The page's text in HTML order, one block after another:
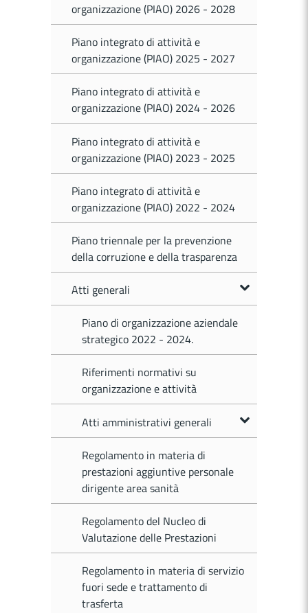
organizzazione (PIAO) 2026 - 2028
Piano integrato di attività e
organizzazione (PIAO) 2025 - 2027
Piano integrato di attività e
organizzazione (PIAO) 2024 - 2026
Piano integrato di attività e
organizzazione (PIAO) 2023 - 2025
Piano integrato di attività e
organizzazione (PIAO) 2022 - 2024
Piano triennale per la prevenzione
della corruzione e della trasparenza
Atti generali
Piano di organizzazione aziendale
strategico 2022 - 2024.
Riferimenti normativi su
organizzazione e attività
Atti amministrativi generali
Regolamento in materia di
prestazioni aggiuntive personale
dirigente area sanità
Regolamento del Nucleo di
Valutazione delle Prestazioni
Regolamento in materia di servizio
fuori sede e trattamento di
trasferta